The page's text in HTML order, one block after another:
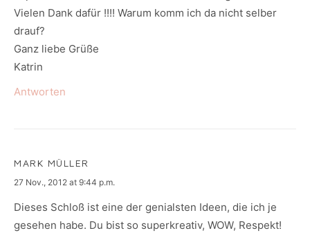
Vielen Dank dafür !!!! Warum komm ich da nicht selber
drauf?
Ganz liebe Grüße
Katrin
Antworten
MARK MÜLLER
says:
27 Nov., 2012 at 9:44 p.m.
Dieses Schloß ist eine der genialsten Ideen, die ich je
gesehen habe. Du bist so superkreativ, WOW, Respekt!